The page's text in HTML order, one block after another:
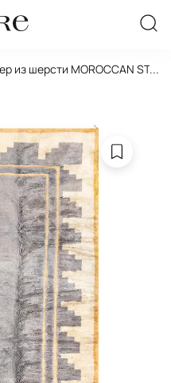
из шерсти MOROCCAN
...